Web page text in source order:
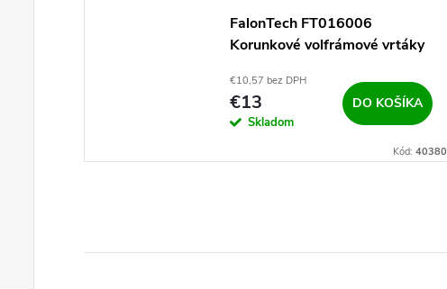
FalonTech FT016006
Korunkové volfrámové vrtáky
€10,57 bez DPH
€13
Skladom
DO KOŠÍKA
Kód: 40380